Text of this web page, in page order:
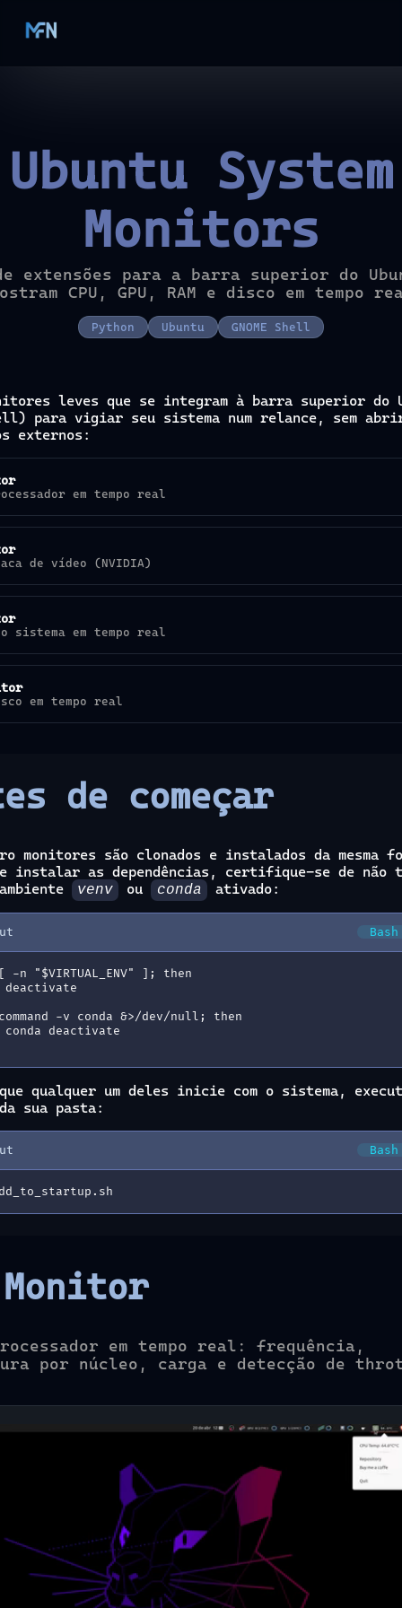
Ubuntu System
Monitors
extensões para a barra superior do
CPU, GPU, RAM e disco em tempo
Python Ubuntu GNOME Shell
leves que se integram à barra superior do
para vigiar seu sistema num relance, sem
externos:
em tempo real
de vídeo (NVIDIA)
sistema em tempo real
em tempo real
de começar
monitores são clonados e instalados da mesma
instalar as dependências, certifique-se de não
venv ou conda ativado:
Bash
"$VIRTUAL_ENV" ]; then
deactivate
-v conda &>/dev/null; then
conda deactivate
qualquer um deles inicie com o sistema,
sua pasta:
Bash
Monitor
em tempo real: frequência,
por núcleo, carga e detecção de